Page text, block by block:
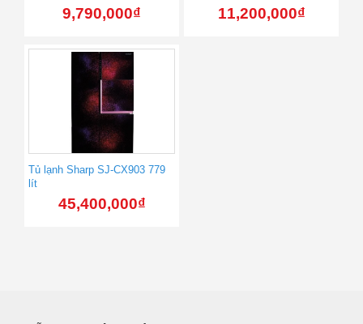
9,790,000₫ 11,200,000₫
Tủ lạnh Sharp SJ-CX903 779
lít
45,400,000₫